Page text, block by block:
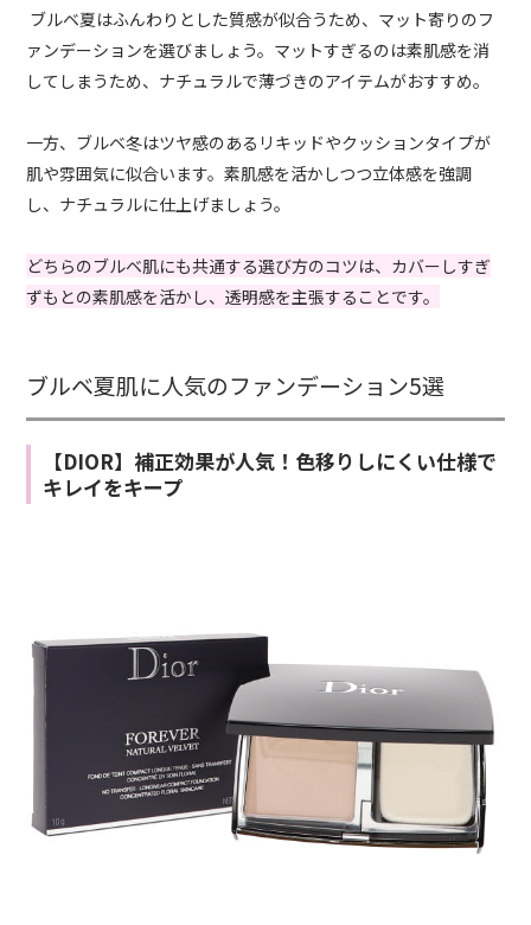
ブルベ夏はふんわりとした質感が似合うため、マット寄りのフ
ァンデーションを選びましょう。マットすぎるのは素肌感を消
してしまうため、ナチュラルで薄づきのアイテムがおすすめ。
一方、ブルベ冬はツヤ感のあるリキッドやクッションタイプが
肌や雰囲気に似合います。素肌感を活かしつつ立体感を強調
し、ナチュラルに仕上げましょう。
どちらのブルベ肌にも共通する選び方のコツは、カバーしすぎ
ずもとの素肌感を活かし、透明感を主張することです。
ブルベ夏肌に人気のファンデーション5選
【DIOR】補正効果が人気！色移りしにくい仕様で
キレイをキープ